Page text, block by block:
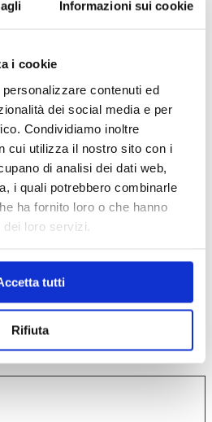
Informazioni sui cookie
i cookie
contenuti ed
dei social media e per
Condividiamo inoltre
cui utilizza il nostro sito con i
di analisi dei dati web,
i quali potrebbero combinarle
ha fornito loro o che hanno
loro servizi.
tutti
Rifiuta
di cookie. Alcuni cookie sono
compaiono sulle nostre pagine.
dei cookie sul nostro sito Web.
può contattarci e come trattiamo i
sulla privacy.
e la data di quando ci hai contattati
siti web: www.elettronicafm.it